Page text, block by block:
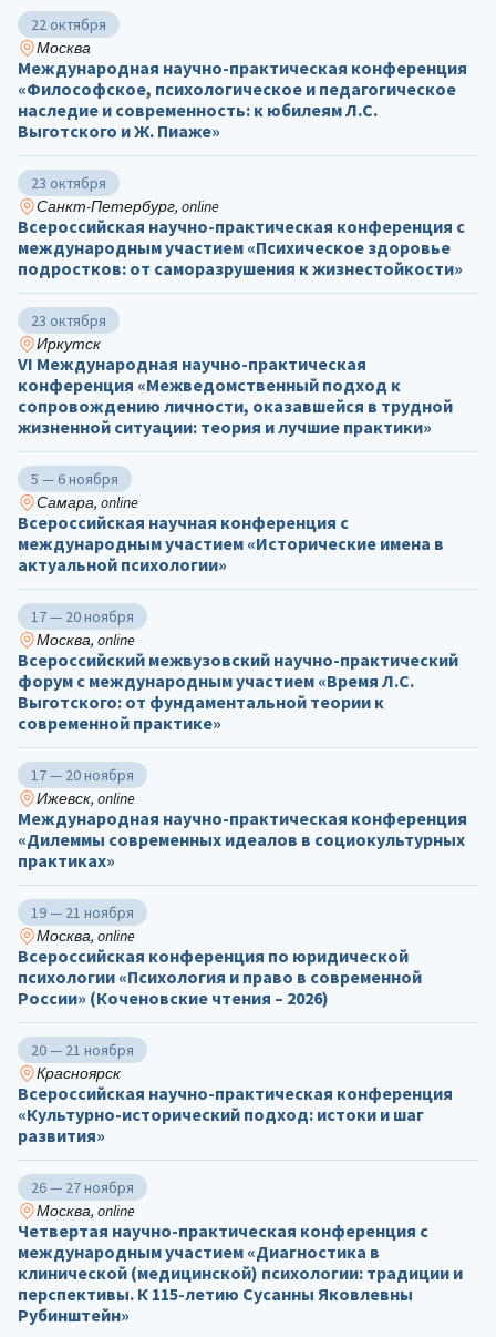
22 октября
Москва
Международная научно-практическая конференция
«Философское, психологическое и педагогическое
наследие и современность: к юбилеям Л.С.
Выготского и Ж. Пиаже»
23 октября
Санкт-Петербург, online
Всероссийская научно-практическая конференция с
международным участием «Психическое здоровье
подростков: от саморазрушения к жизнестойкости»
23 октября
Иркутск
VI Международная научно-практическая
конференция «Межведомственный подход к
сопровождению личности, оказавшейся в трудной
жизненной ситуации: теория и лучшие практики»
5 — 6 ноября
Самара, online
Всероссийская научная конференция с
международным участием «Исторические имена в
актуальной психологии»
17 — 20 ноября
Москва, online
Всероссийский межвузовский научно-практический
форум с международным участием «Время Л.С.
Выготского: от фундаментальной теории к
современной практике»
17 — 20 ноября
Ижевск, online
Международная научно-практическая конференция
«Дилеммы современных идеалов в социокультурных
практиках»
19 — 21 ноября
Москва, online
Всероссийская конференция по юридической
психологии «Психология и право в современной
России» (Коченовские чтения – 2026)
20 — 21 ноября
Красноярск
Всероссийская научно-практическая конференция
«Культурно-исторический подход: истоки и шаг
развития»
26 — 27 ноября
Москва, online
Четвертая научно-практическая конференция с
международным участием «Диагностика в
клинической (медицинской) психологии: традиции и
перспективы. К 115-летию Сусанны Яковлевны
Рубинштейн»